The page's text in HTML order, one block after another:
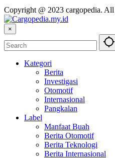
Copyright @ 2023 cargopedia. All
×
Kategori
Berita
Investigasi
Otomotif
Internasional
Pangkalan
Label
Manfaat Buah
Berita Otomotif
Berita Teknologi
Berita Internasional